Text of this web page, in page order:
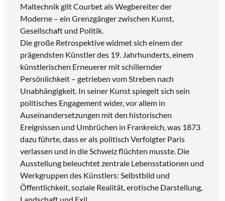
Maltechnik gilt Courbet als Wegbereiter der
Moderne – ein Grenzgänger zwischen Kunst,
Gesellschaft und Politik.
Die große Retrospektive widmet sich einem der
prägendsten Künstler des 19. Jahrhunderts, einem
künstlerischen Erneuerer mit schillernder
Persönlichkeit – getrieben vom Streben nach
Unabhängigkeit. In seiner Kunst spiegelt sich sein
politisches Engagement wider, vor allem in
Auseinandersetzungen mit den historischen
Ereignissen und Umbrüchen in Frankreich, was 1873
dazu führte, dass er als politisch Verfolgter Paris
verlassen und in die Schweiz flüchten musste. Die
Ausstellung beleuchtet zentrale Lebensstationen und
Werkgruppen des Künstlers: Selbstbild und
Öffentlichkeit, soziale Realität, erotische Darstellung,